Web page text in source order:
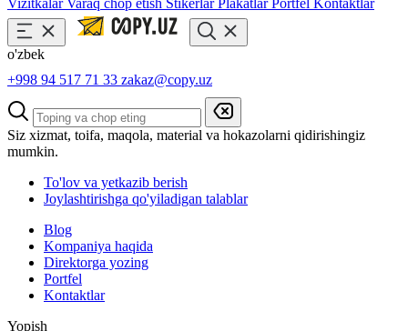
VizitkalarVaraq chop etish StikerlarPlakatlarPortfel Kontaktlar
o'zbek
+998 94 517 71 33 zakaz@copy.uz
Siz xizmat, toifa, maqola, material va hokazolarni qidirishingiz
mumkin.
To'lov va yetkazib berish
Joylashtirishga qo'yiladigan talablar
Blog
Kompaniya haqida
Direktorga yozing
Portfel
Kontaktlar
Yopish